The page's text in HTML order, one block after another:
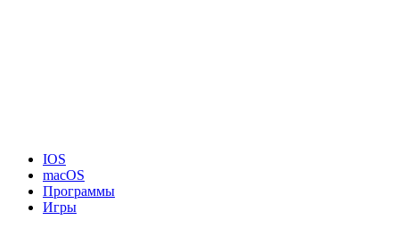
IOS
macOS
Программы
Игры